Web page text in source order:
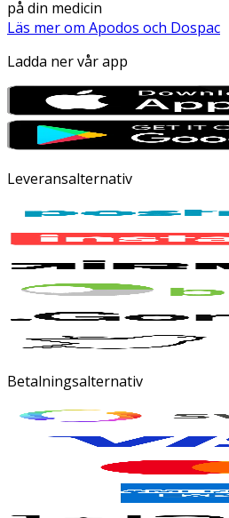
på din medicin
Läs mer om Apodos och Dospac
Ladda ner vår app
Leveransalternativ
Betalningsalternativ